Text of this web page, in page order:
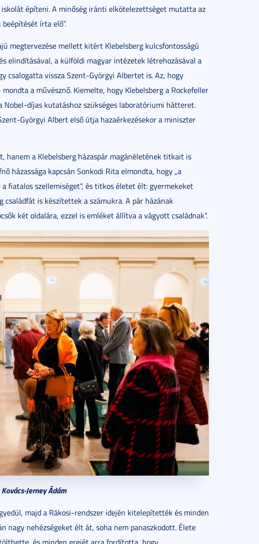
építeni. A minőség iránti elkötelezettséget mutatta az
írta elő”.
megtervezése mellett kitért Klebelsberg kulcsfontosságú
elindításával, a külföldi magyar intézetek létrehozásával a
csalogatta vissza Szent-Györgyi Albertet is. Az, hogy
a művésznő. Kiemelte, hogy Klebelsberg a Rockefeller
díjas kutatáshoz szükséges laboratóriumi hátteret.
Györgyi Albert első útja hazaérkezésekor a miniszter
a Klebelsberg házaspár magánéletének titkait is
házassága kapcsán Sonkodi Rita elmondta, hogy „a
fiatalos szellemiséget”, és titkos életet élt: gyermekeket
is készítettek a számukra. A pár házának
két oldalára, ezzel is emléket állítva a vágyott családnak”.
Jerney Ádám
majd a Rákosi-rendszer idején kitelepítették és minden
nagy nehézségeket élt át, soha nem panaszkodott. Élete